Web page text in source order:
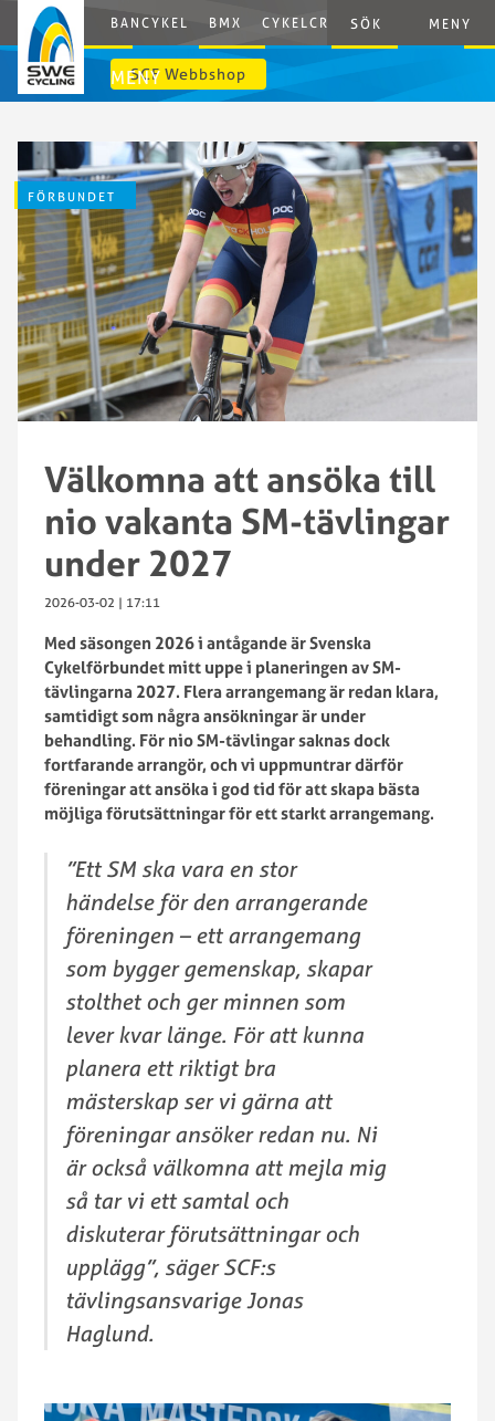
BANCYKEL BMX CYKELCROSS E-CYCLING
SÖK MENY
MENY
SCF Webbshop
FÖRBUNDET
Välkomna att ansöka till
nio vakanta SM-tävlingar
under 2027
2026-03-02 | 17:11
Med säsongen 2026 i antågande är Svenska
Cykelförbundet mitt uppe i planeringen av SM-
tävlingarna 2027. Flera arrangemang är redan klara,
samtidigt som några ansökningar är under
behandling. För nio SM-tävlingar saknas dock
fortfarande arrangör, och vi uppmuntrar därför
föreningar att ansöka i god tid för att skapa bästa
möjliga förutsättningar för ett starkt arrangemang.
”Ett SM ska vara en stor
händelse för den arrangerande
föreningen – ett arrangemang
som bygger gemenskap, skapar
stolthet och ger minnen som
lever kvar länge. För att kunna
planera ett riktigt bra
mästerskap ser vi gärna att
föreningar ansöker redan nu. Ni
är också välkomna att mejla mig
så tar vi ett samtal och
diskuterar förutsättningar och
upplägg”, säger SCF:s
tävlingsansvarige Jonas
Haglund.